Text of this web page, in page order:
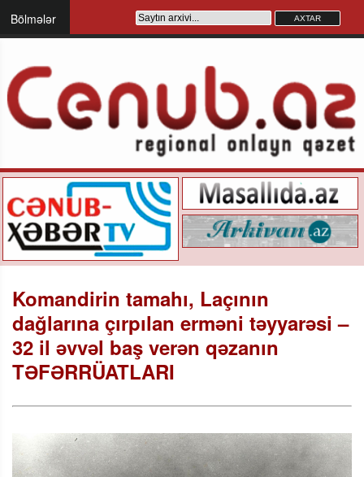
Bölmələr
Komandirin tamahı, Laçının
dağlarına çırpılan erməni təyyarəsi –
32 il əvvəl baş verən qəzanın
TƏFƏRRÜATLARI